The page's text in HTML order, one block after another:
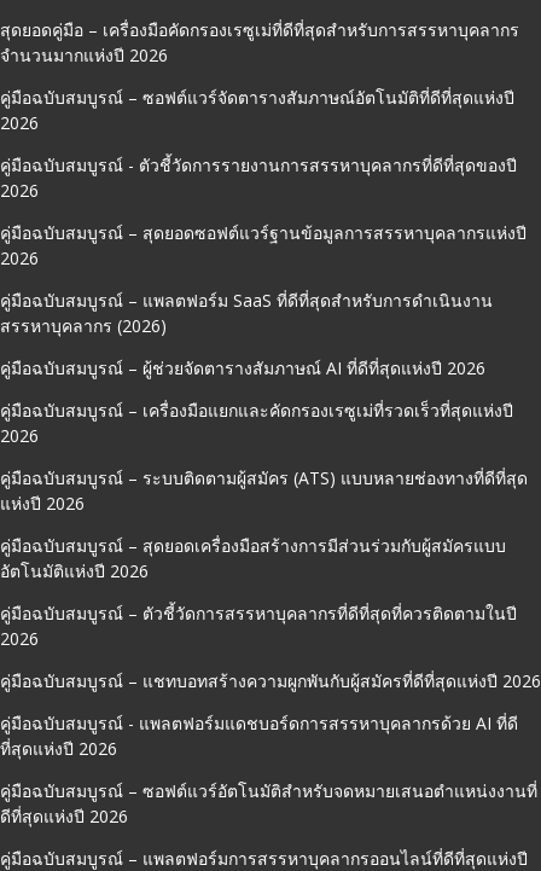
สุดยอดคู่มือ – เครื่องมือคัดกรองเรซูเม่ที่ดีที่สุดสำหรับการสรรหาบุคลากร
จำนวนมากแห่งปี 2026
คู่มือฉบับสมบูรณ์ – ซอฟต์แวร์จัดตารางสัมภาษณ์อัตโนมัติที่ดีที่สุดแห่งปี
2026
คู่มือฉบับสมบูรณ์ - ตัวชี้วัดการรายงานการสรรหาบุคลากรที่ดีที่สุดของปี
2026
คู่มือฉบับสมบูรณ์ – สุดยอดซอฟต์แวร์ฐานข้อมูลการสรรหาบุคลากรแห่งปี
2026
คู่มือฉบับสมบูรณ์ – แพลตฟอร์ม SaaS ที่ดีที่สุดสำหรับการดำเนินงาน
สรรหาบุคลากร (2026)
คู่มือฉบับสมบูรณ์ – ผู้ช่วยจัดตารางสัมภาษณ์ AI ที่ดีที่สุดแห่งปี 2026
คู่มือฉบับสมบูรณ์ – เครื่องมือแยกและคัดกรองเรซูเม่ที่รวดเร็วที่สุดแห่งปี
2026
คู่มือฉบับสมบูรณ์ – ระบบติดตามผู้สมัคร (ATS) แบบหลายช่องทางที่ดีที่สุด
แห่งปี 2026
คู่มือฉบับสมบูรณ์ – สุดยอดเครื่องมือสร้างการมีส่วนร่วมกับผู้สมัครแบบ
อัตโนมัติแห่งปี 2026
คู่มือฉบับสมบูรณ์ – ตัวชี้วัดการสรรหาบุคลากรที่ดีที่สุดที่ควรติดตามในปี
2026
คู่มือฉบับสมบูรณ์ – แชทบอทสร้างความผูกพันกับผู้สมัครที่ดีที่สุดแห่งปี 2026
คู่มือฉบับสมบูรณ์ - แพลตฟอร์มแดชบอร์ดการสรรหาบุคลากรด้วย AI ที่ดี
ที่สุดแห่งปี 2026
คู่มือฉบับสมบูรณ์ – ซอฟต์แวร์อัตโนมัติสำหรับจดหมายเสนอตำแหน่งงานที่
ดีที่สุดแห่งปี 2026
คู่มือฉบับสมบูรณ์ – แพลตฟอร์มการสรรหาบุคลากรออนไลน์ที่ดีที่สุดแห่งปี